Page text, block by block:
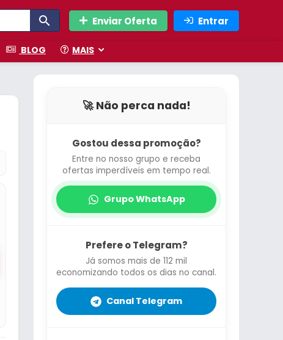
Enviar Oferta Entrar
BLOG MAIS
🚀 Não perca nada!
Gostou dessa promoção?
Entre no nosso grupo e receba
ofertas imperdíveis em tempo real.
Grupo WhatsApp
Prefere o Telegram?
Já somos mais de 112 mil
economizando todos os dias no canal.
Canal Telegram